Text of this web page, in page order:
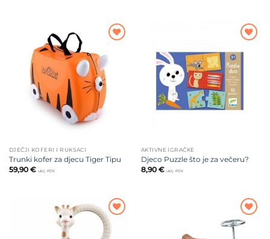
na listu
želja
DJEČJI KOFERI I RUKSACI
Trunki kofer za djecu Tiger Tipu
59,90 € uklj. PDV
na listu
želja
AKTIVNE IGRAČKE
Djeco Puzzle što je za večeru?
8,90 € uklj. PDV
Dodajte
na listu
Dodajte
na listu